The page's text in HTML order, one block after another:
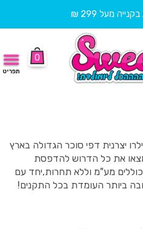
בקנייה מעל 299 ₪
0
תפריט
יצרנית דפי סוכר הגדולה בארץ
את כל הדרוש להדפסת
מע"מ וללא תחרות,יחד עם
ביותר העומדת בכל התקנים!
החומרים מהם עשויים דפים